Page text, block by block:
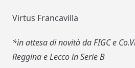
Virtus Francavilla
*in attesa di novità da FIGC e
Reggina e Lecco in Serie B